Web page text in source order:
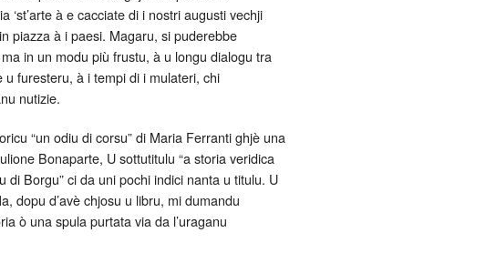
‘st’arte à e cacciate di i nostri augusti vechji
piazza à i paesi. Magaru, si puderebbe
in un modu più frustu, à u longu dialogu tra
u furesteru, à i tempi di i mulateri, chi
nutizie.
“un odiu di corsu” di Maria Ferranti ghjè una
Bonaparte, U sottutitulu “a storia veridica
di Borgu” ci da uni pochi indici nanta u titulu. U
dopu d’avè chjosu u libru, mi dumandu
ò una spula purtata via da l’uraganu